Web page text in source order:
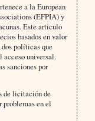
a la European
(EFPIA) y
Este articulo
basados en valor
políticas que
acceso universal.
sanciones por
de licitación de
en el